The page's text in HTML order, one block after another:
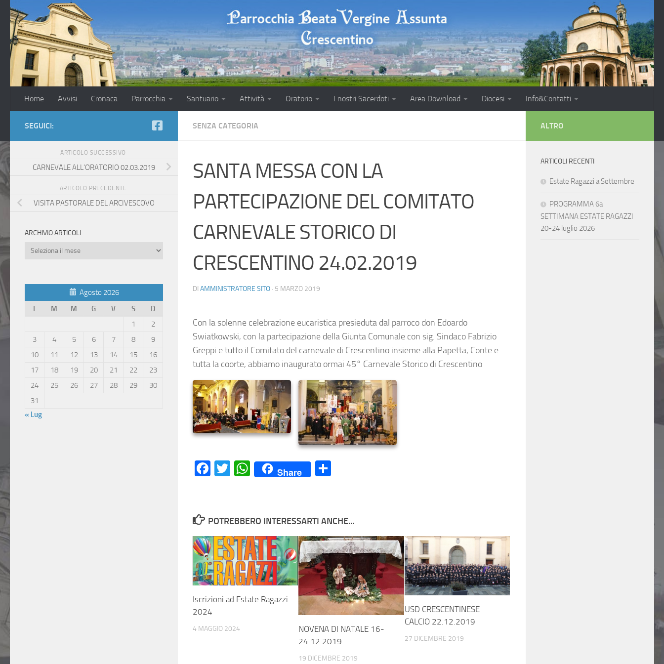
Salta al contenuto
Home Avvisi Cronaca Parrocchia Santuario Attività Oratorio I nostri Sacerdoti Area Download Diocesi Info&Contatti
SENZA CATEGORIA
SANTA MESSA CON LA
PARTECIPAZIONE DEL COMITATO
CARNEVALE STORICO DI
CRESCENTINO 24.02.2019
DI AMMINISTRATORE SITO · 5 MARZO 2019
Con la solenne celebrazione eucaristica presieduta dal parroco don Edoardo
Swiatkowski, con la partecipazione della Giunta Comunale con sig. Sindaco Fabrizio
Greppi e tutto il Comitato del carnevale di Crescentino insieme alla Papetta, Conte e
tutta la coorte, abbiamo inaugurato ormai 45° Carnevale Storico di Crescentino
Facebook
Twitter
WhatsApp
Share
POTREBBERO INTERESSARTI ANCHE...
Iscrizioni ad Estate Ragazzi
2024
4 MAGGIO 2024
NOVENA DI NATALE 16-
24.12.2019
19 DICEMBRE 2019
USD CRESCENTINESE
CALCIO 22.12.2019
27 DICEMBRE 2019
SEGUICI:
ARTICOLO SUCCESSIVO
CARNEVALE ALL’ORATORIO 02.03.2019
ARTICOLO PRECEDENTE
VISITA PASTORALE DEL ARCIVESCOVO
ARCHIVIO ARTICOLI
Archivio
Agosto 2026
L
M M G V S
D
1
2
3
4 5 6 7 8
9
10
11 12 13 14 15
16
17
18 19 20 21 22
23
24
25 26 27 28 29
30
31
« Lug
ALTRO
ARTICOLI RECENTI
Estate Ragazzi a Settembre
PROGRAMMA 6a
SETTIMANA ESTATE RAGAZZI
20-24 luglio 2026